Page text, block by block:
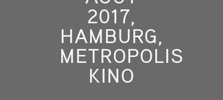
2017,
HAMBURG,
METROPOLIS
KINO